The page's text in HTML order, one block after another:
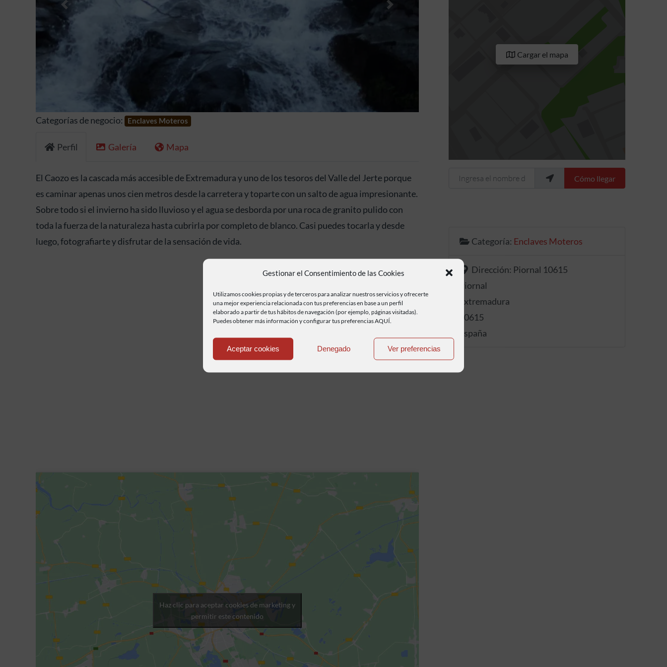
Gestionar el Consentimiento de las Cookies
Utilizamos cookies propias y de terceros para analizar nuestros servicios y ofrecerte
una mejor experiencia relacionada con tus preferencias en base a un perfil
elaborado a partir de tus hábitos de navegación (por ejemplo, páginas visitadas).
Puedes obtener más información y configurar tus preferencias AQUÍ.
Aceptar cookies Denegado Ver preferencias
Anterior Siguiente
Categorías de negocio: Enclaves Moteros
Perfil Galería Mapa
El Caozo es la cascada más accesible de Extremadura y uno de los tesoros del Valle del Jerte porque
es caminar apenas unos cien metros desde la carretera y toparte con un salto de agua impresionante.
Sobre todo si el invierno ha sido lluvioso y el agua se desborda por una roca de granito pulido con
toda la fuerza de la naturaleza hasta cubrirla por completo de blanco. Casi puedes tocarla y desde
luego, fotografiarte y disfrutar de la sensación de vida.
Haz clic para aceptar cookies de marketing y
permitir este contenido
Cargar el mapa
Ingresa el nombre de tu ubicaciónCómo llegar
Categoría: Enclaves Moteros
Dirección: Piornal 10615
Piornal
Extremadura
10615
España